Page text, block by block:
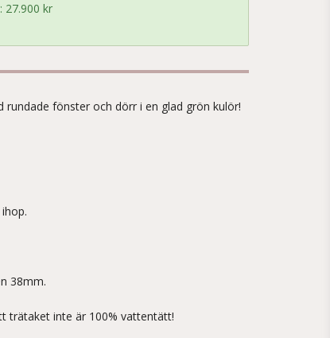
27.900 kr
rundade fönster och dörr i en glad grön kulör!
38mm.
trätaket inte är 100% vattentätt!